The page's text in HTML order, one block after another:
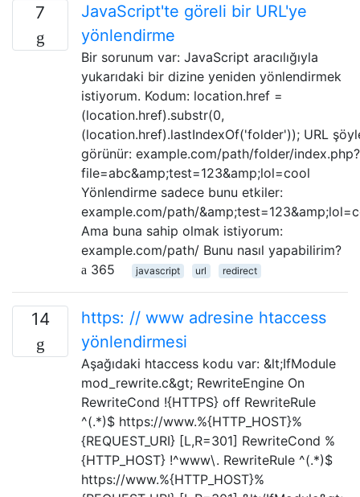
7
JavaScript'te göreli bir URL'ye
yönlendirme
Bir sorunum var: JavaScript aracılığıyla
yukarıdaki bir dizine yeniden yönlendirmek
istiyorum. Kodum: location.href =
(location.href).substr(0,
(location.href).lastIndexOf('folder')); URL
görünür: example.com/path/folder/index.php?
file=abc&amp;test=123&amp;lol=cool
Yönlendirme sadece bunu etkiler:
example.com/path/
Ama buna sahip olmak istiyorum:
example.com/path/ Bunu nasıl yapabilirim?
365
javascript url redirect
14
https: // www adresine htaccess
yönlendirmesi
Aşağıdaki htaccess kodu var: &lt;IfModule
mod_rewrite.c&gt; RewriteEngine On
RewriteCond !{HTTPS} off RewriteRule
^(.*)$ https://www.%{HTTP_HOST}%
{REQUEST_URI} [L,R=301] RewriteCond %
{HTTP_HOST} !^www\. RewriteRule ^(.*)$
https://www.%{HTTP_HOST}%